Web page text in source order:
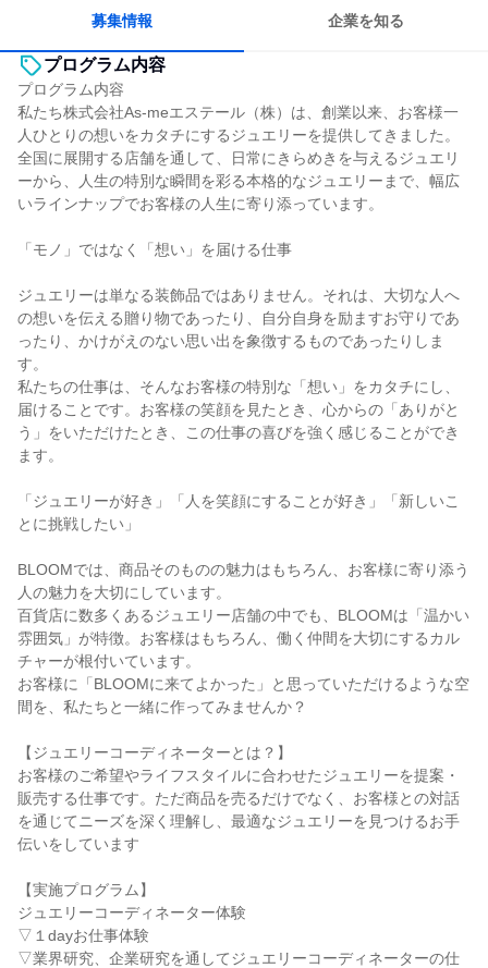
募集情報 企業を知る
プログラム内容
プログラム内容
私たち株式会社As-meエステール（株）は、創業以来、お客様一
人ひとりの想いをカタチにするジュエリーを提供してきました。
全国に展開する店舗を通して、日常にきらめきを与えるジュエリ
ーから、人生の特別な瞬間を彩る本格的なジュエリーまで、幅広
いラインナップでお客様の人生に寄り添っています。
「モノ」ではなく「想い」を届ける仕事
ジュエリーは単なる装飾品ではありません。それは、大切な人へ
の想いを伝える贈り物であったり、自分自身を励ますお守りであ
ったり、かけがえのない思い出を象徴するものであったりしま
す。
私たちの仕事は、そんなお客様の特別な「想い」をカタチにし、
届けることです。お客様の笑顔を見たとき、心からの「ありがと
う」をいただけたとき、この仕事の喜びを強く感じることができ
ます。
「ジュエリーが好き」「人を笑顔にすることが好き」「新しいこ
とに挑戦したい」
BLOOMでは、商品そのものの魅力はもちろん、お客様に寄り添う
人の魅力を大切にしています。
百貨店に数多くあるジュエリー店舗の中でも、BLOOMは「温かい
雰囲気」が特徴。お客様はもちろん、働く仲間を大切にするカル
チャーが根付いています。
お客様に「BLOOMに来てよかった」と思っていただけるような空
間を、私たちと一緒に作ってみませんか？
【ジュエリーコーディネーターとは？】
お客様のご希望やライフスタイルに合わせたジュエリーを提案・
販売する仕事です。ただ商品を売るだけでなく、お客様との対話
を通じてニーズを深く理解し、最適なジュエリーを見つけるお手
伝いをしています
【実施プログラム】
ジュエリーコーディネーター体験
▽１dayお仕事体験
▽業界研究、企業研究を通してジュエリーコーディネーターの仕